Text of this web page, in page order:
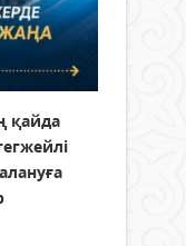
қайда